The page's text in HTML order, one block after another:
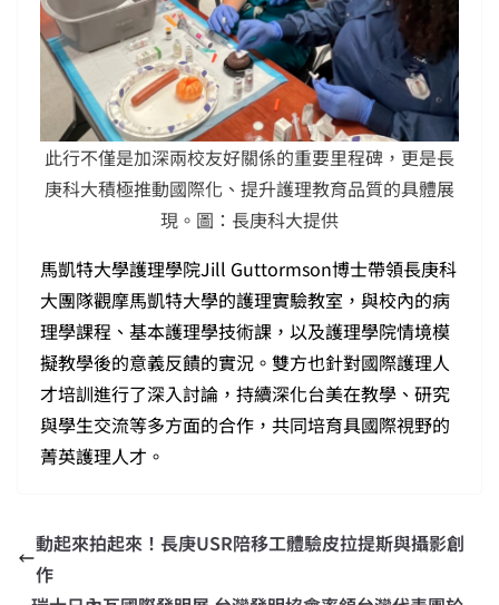
此行不僅是加深兩校友好關係的重要里程碑，更是長
庚科大積極推動國際化、提升護理教育品質的具體展
現。圖：長庚科大提供
馬凱特大學護理學院Jill Guttormson博士帶領長庚科
大團隊觀摩馬凱特大學的護理實驗教室，與校內的病
理學課程、基本護理學技術課，以及護理學院情境模
擬教學後的意義反饋的實況。雙方也針對國際護理人
才培訓進行了深入討論，持續深化台美在教學、研究
與學生交流等多方面的合作，共同培育具國際視野的
菁英護理人才。
動起來拍起來！長庚USR陪移工體驗皮拉提斯與攝影創
作